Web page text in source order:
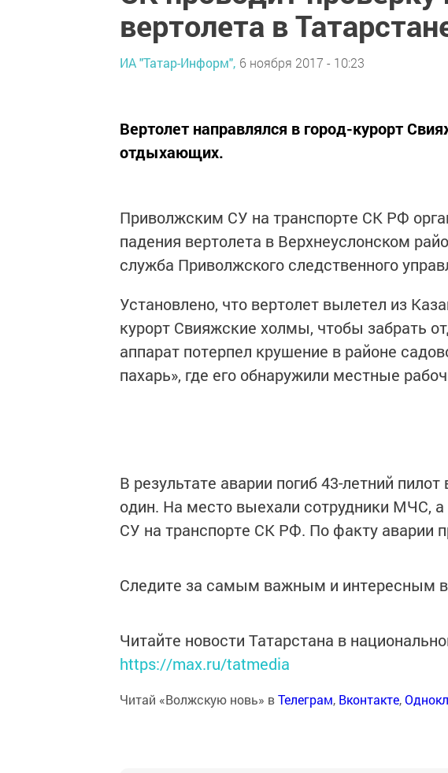
вертолета в
ИА "Татар-Информ", 6 ноября 2017 - 10:23
Вертолет направлялся в город-курорт
отдыхающих.
Приволжским СУ на транспорте СК РФ
падения вертолета в Верхнеуслонском
служба Приволжского следственного
Установлено, что вертолет вылетел из
курорт Свияжские холмы, чтобы забрать
аппарат потерпел крушение в районе
пахарь», где его обнаружили местные
В результате аварии погиб 43-летний
один. На место выехали сотрудники МЧС,
СУ на транспорте СК РФ. По факту аварии
Следите за самым важным и интересным в
Читайте новости Татарстана в
https://max.ru/tatmedia
Читай «Волжскую новь» вТелеграм, Вконтакте,